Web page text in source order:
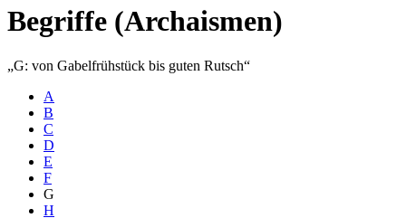
Begriffe (Archaismen)
G: von Gabelfrühstück bis guten Rutsch
A
B
C
D
E
F
G
H